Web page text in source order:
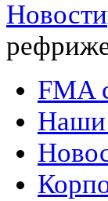
Новости
FMA